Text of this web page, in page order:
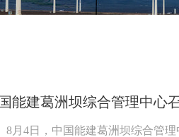
能建葛洲坝综合管理中心
8月4日，中国能建葛洲坝综合管